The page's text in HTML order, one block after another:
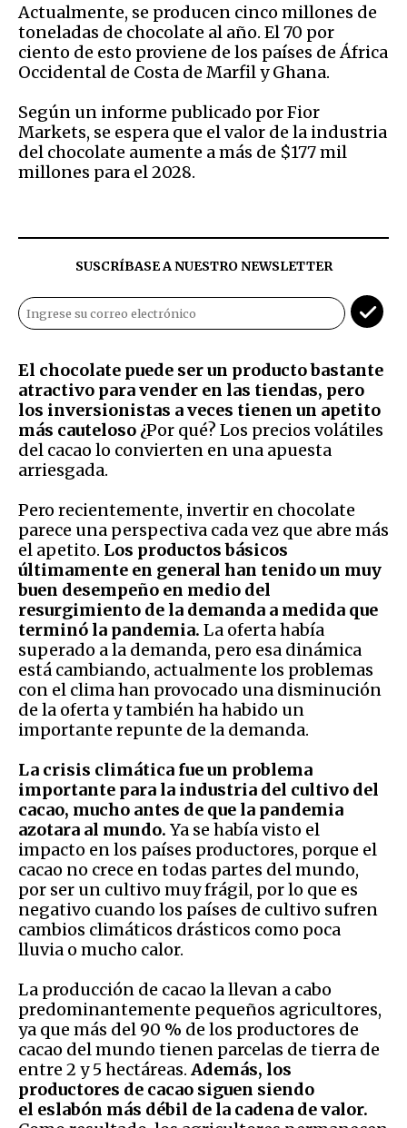
Actualmente, se producen cinco millones de
toneladas de chocolate al año. El 70 por
ciento de esto proviene de los países de África
Occidental de Costa de Marfil y Ghana.
Según un informe publicado por Fior
Markets, se espera que el valor de la industria
del chocolate aumente a más de $177 mil
millones para el 2028.
SUSCRÍBASE A NUESTRO NEWSLETTER
El chocolate puede ser un producto bastante
atractivo para vender en las tiendas, pero
los inversionistas a veces tienen un apetito
más cauteloso ¿Por qué? Los precios volátiles
del cacao lo convierten en una apuesta
arriesgada.
Pero recientemente, invertir en chocolate
parece una perspectiva cada vez que abre más
el apetito. Los productos básicos
últimamente en general han tenido un muy
buen desempeño en medio del
resurgimiento de la demanda a medida que
terminó la pandemia. La oferta había
superado a la demanda, pero esa dinámica
está cambiando, actualmente los problemas
con el clima han provocado una disminución
de la oferta y también ha habido un
importante repunte de la demanda.
La crisis climática fue un problema
importante para la industria del cultivo del
cacao, mucho antes de que la pandemia
azotara al mundo. Ya se había visto el
impacto en los países productores, porque el
cacao no crece en todas partes del mundo,
por ser un cultivo muy frágil, por lo que es
negativo cuando los países de cultivo sufren
cambios climáticos drásticos como poca
lluvia o mucho calor.
La producción de cacao la llevan a cabo
predominantemente pequeños agricultores,
ya que más del 90 % de los productores de
cacao del mundo tienen parcelas de tierra de
entre 2 y 5 hectáreas. Además, los
productores de cacao siguen siendo
el eslabón más débil de la cadena de valor.